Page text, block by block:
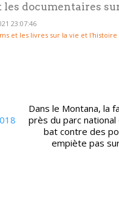
les documentaires
23:07:46
et les livres sur la vie et
Dans le Montana, la
près du parc
bat contre des
empiète pas